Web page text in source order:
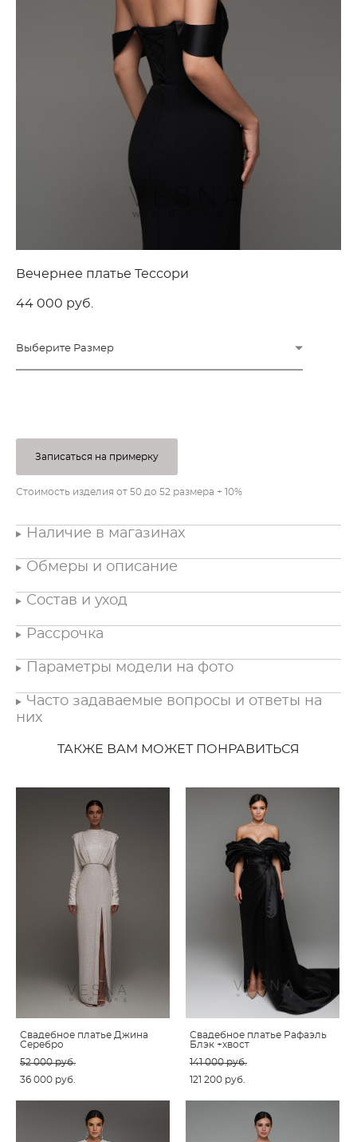
Вечернее платье Тессори
44 000 pуб.
Выберите Размер
Записаться на примерку
Стоимость изделия от 50 до 52 размера + 10%
Наличие в магазинах
Обмеры и описание
Состав и уход
Рассрочка
Параметры модели на фото
Часто задаваемые вопросы и ответы на
них
ТАКЖЕ ВАМ МОЖЕТ ПОНРАВИТЬСЯ
Свадебное платье Джина
Серебро
52 000 pуб.
36 000 pуб.
Свадебное платье Рафаэль
Блэк +хвост
141 000 pуб.
121 200 pуб.